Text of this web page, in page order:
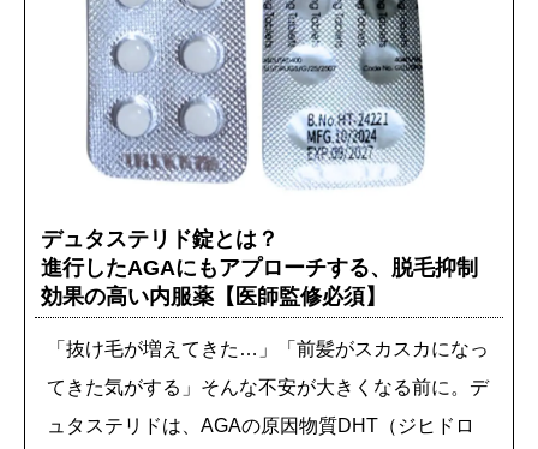
デュタステリド錠とは？
進行したAGAにもアプローチする、脱毛抑制
効果の高い内服薬【医師監修必須】
「抜け毛が増えてきた…」「前髪がスカスカになっ
てきた気がする」そんな不安が大きくなる前に。デ
ュタステリドは、AGAの原因物質DHT（ジヒドロ